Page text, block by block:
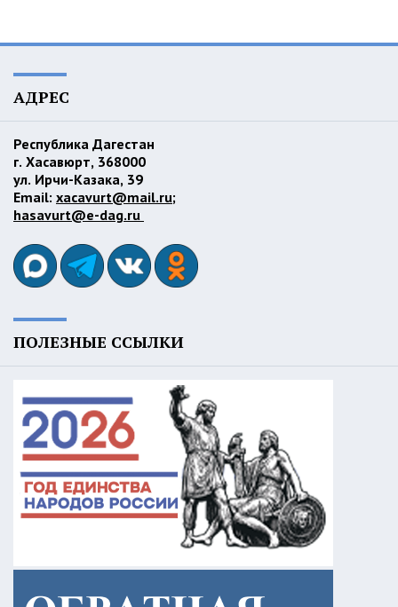
АДРЕС
Республика Дагестан
г. Хасавюрт, 368000
ул. Ирчи-Казака, 39
Email: xacavurt@mail.ru;
hasavurt@e-dag.ru
ПОЛЕЗНЫЕ ССЫЛКИ